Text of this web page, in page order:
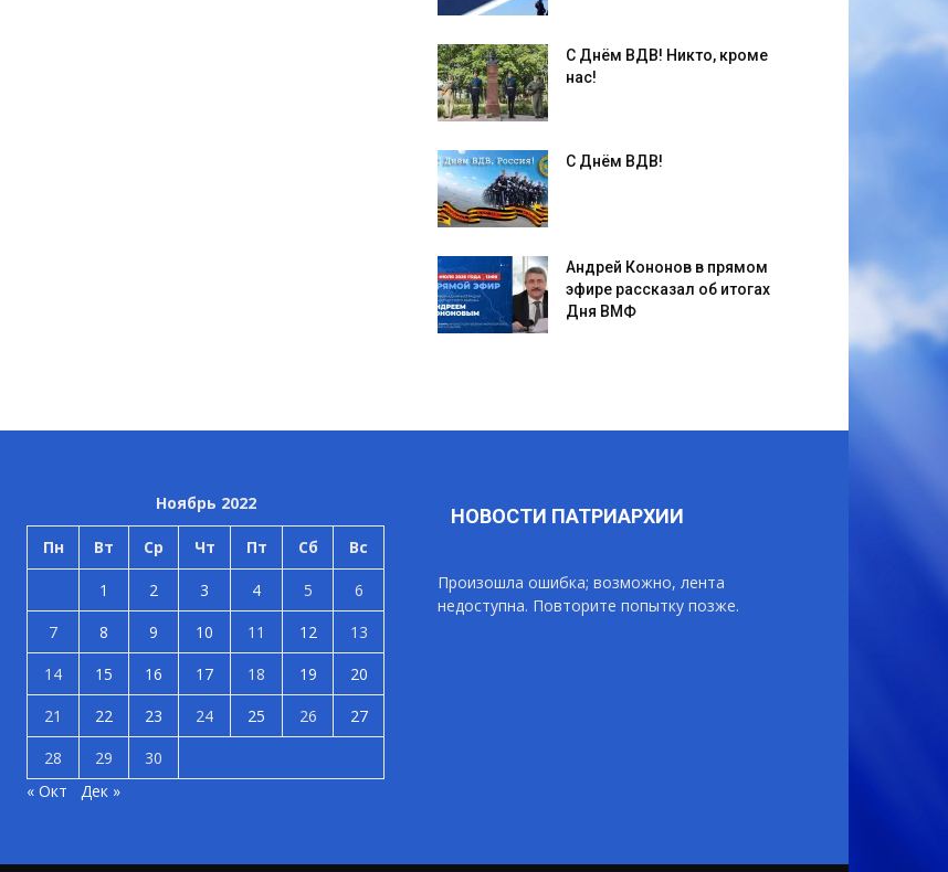
С Днём ВДВ! Никто, кроме
нас!
С Днём ВДВ!
Андрей Кононов в прямом
эфире рассказал об итогах
Дня ВМФ
Ноябрь 2022
Пн Вт Ср Чт Пт Сб Вс
1 2 3 4 5
6
7
8 9 10 11 12
13
14
15 16 17 18 19
20
21
22 23 24 25 26
27
28
29
30
« Окт
Дек »
НОВОСТИ ПАТРИАРХИИ
Произошла ошибка; возможно, лента
недоступна. Повторите попытку позже.